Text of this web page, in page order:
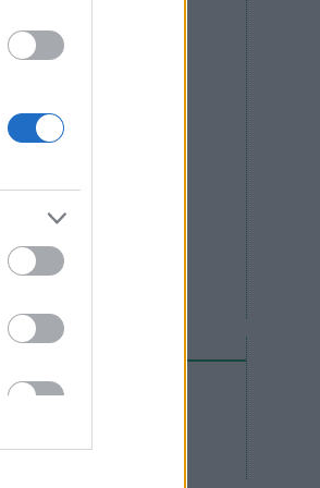
Feedek
RSS 2.0
bejegyzések